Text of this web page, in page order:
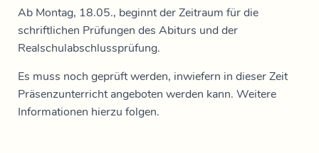
Ab Montag, 18.05., beginnt der Zeitraum für die
schriftlichen Prüfungen des Abiturs und der
Realschulabschlussprüfung.
Es muss noch geprüft werden, inwiefern in dieser Zeit
Präsenzunterricht angeboten werden kann. Weitere
Informationen hierzu folgen.